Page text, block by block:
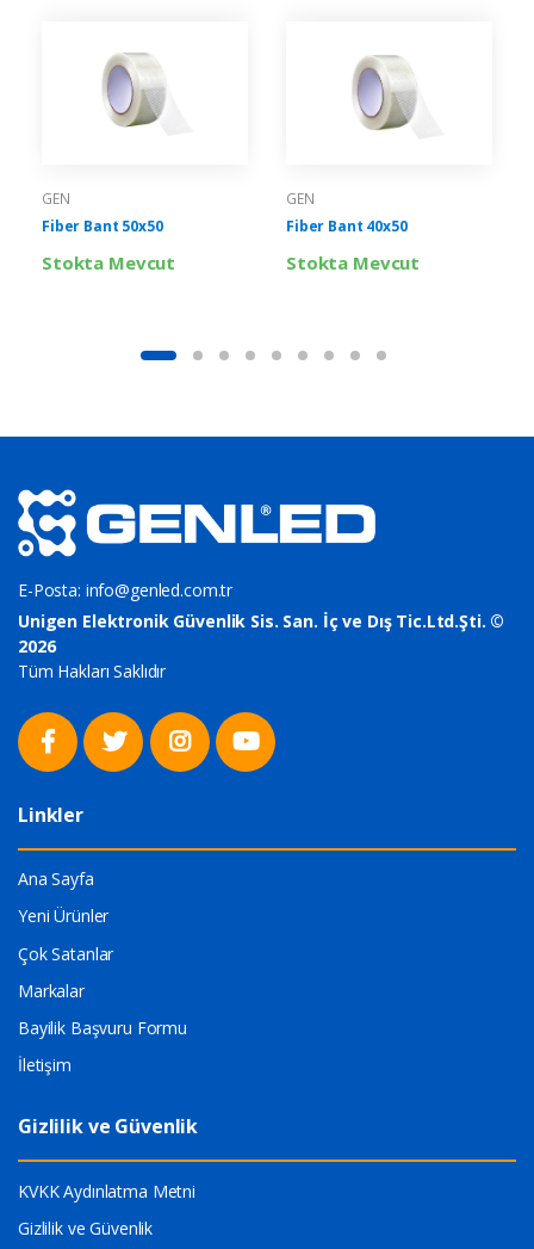
GEN
Fiber Bant 50x50
Stokta Mevcut
GEN
Fiber Bant 40x50
Stokta Mevcut
E-Posta: info@genled.com.tr
Unigen Elektronik Güvenlik Sis. San. İç ve Dış Tic.Ltd.Şti. ©
2026
Tüm Hakları Saklıdır
Linkler
Ana Sayfa
Yeni Ürünler
Çok Satanlar
Markalar
Bayilik Başvuru Formu
İletişim
Gizlilik ve Güvenlik
KVKK Aydınlatma Metni
Gizlilik ve Güvenlik